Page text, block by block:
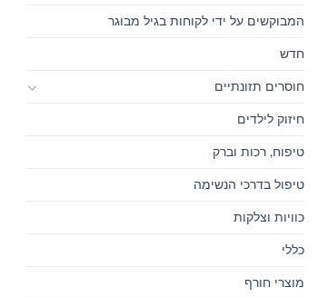
המבוקשים על ידי לקוחות בגיל מבוגר
חדש
חוסרים תזונתיים
חיזוק לילדים
טיפוח, רכות וברק
טיפול בדרכי הנשימה
כוויות וצלקות
כללי
מוצרי חורף